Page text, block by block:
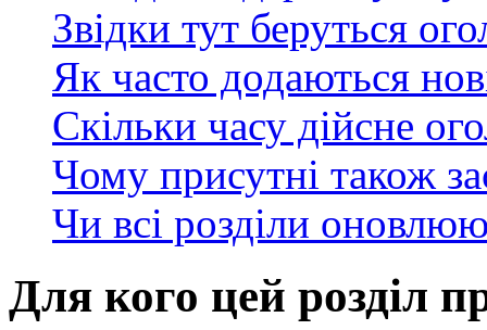
Звідки тут беруться
Як часто додаються
Скільки часу дійсне
Чому присутні також
Чи всі розділи
Для кого цей розділ